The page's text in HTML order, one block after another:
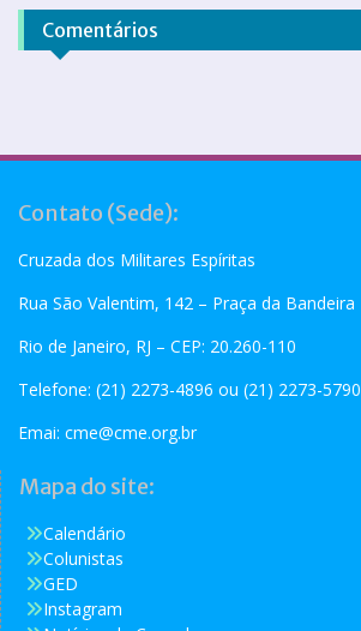
Comentários
Contato (Sede):
Cruzada dos Militares Espíritas
Rua São Valentim, 142 – Praça da Bandeira
Rio de Janeiro, RJ – CEP: 20.260-110
Telefone: (21) 2273-4896 ou (21) 2273-5790
Emai: cme@cme.org.br
Mapa do site:
Calendário
Colunistas
GED
Instagram